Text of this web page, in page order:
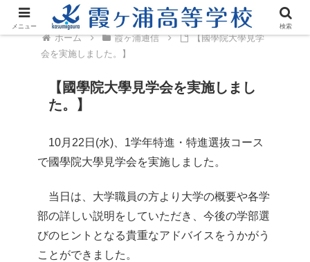
ホーム 霞ヶ浦通信
【國學院大學見学
会を実施しました。】
【國學院大學見学会を実施しまし
た。】
10月22日(水)、1学年特進・特進選抜コース
で國學院大學見学会を実施しました。
​ ​​当日は、大学職員の方より大学の概要や各学
部の詳しい説明をしていただき、今後の学部選
びのヒントとなる貴重なアドバイスをうかがう
ことができました。
メニュー 検索